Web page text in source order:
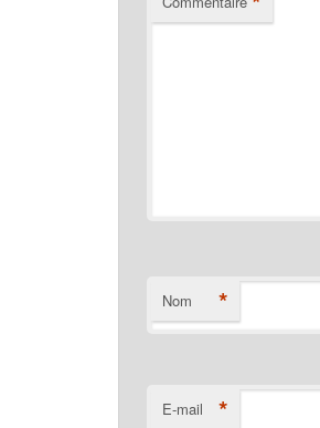
Nom *
E-mail *